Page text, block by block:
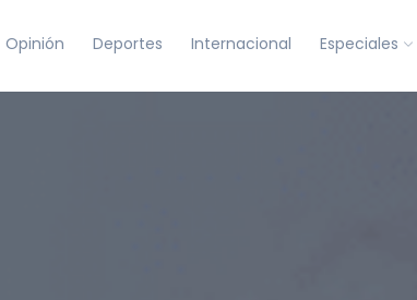
Opinión Deportes Internacional Especiales